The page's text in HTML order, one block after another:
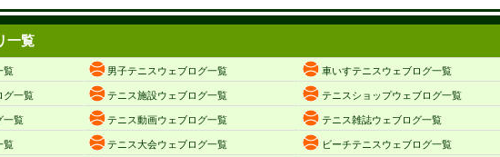
一覧
覧 男子テニスウェブログ一覧 車いすテニスウェブログ一覧
グ一覧 テニス施設ウェブログ一覧 テニスショップウェブログ一覧
一覧 テニス動画ウェブログ一覧 テニス雑誌ウェブログ一覧
覧 テニス大会ウェブログ一覧 ビーチテニスウェブログ一覧